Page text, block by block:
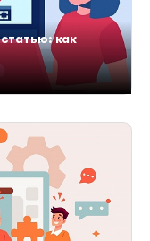
как